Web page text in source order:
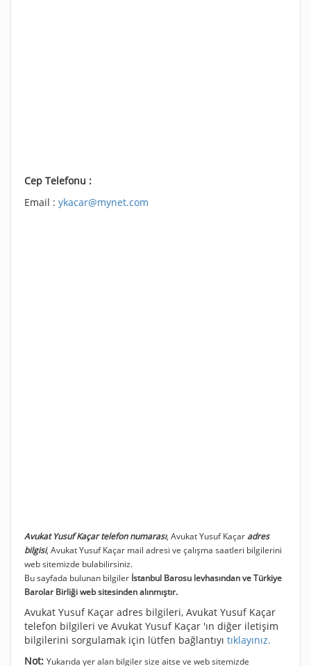
Cep Telefonu :
Email : ykacar@mynet.com
Avukat Yusuf Kaçar telefon numarası, Avukat Yusuf Kaçar adres
bilgisi, Avukat Yusuf Kaçar mail adresi ve çalışma saatleri bilgilerini
web sitemizde bulabilirsiniz.
Bu sayfada bulunan bilgiler İstanbul Barosu levhasından ve Türkiye
Barolar Birliği web sitesinden alınmıştır.
Avukat Yusuf Kaçar adres bilgileri, Avukat Yusuf Kaçar
telefon bilgileri ve Avukat Yusuf Kaçar 'ın diğer iletişim
bilgilerini sorgulamak için lütfen bağlantıyı tıklayınız.
Not: Yukarıda yer alan bilgiler size aitse ve web sitemizde